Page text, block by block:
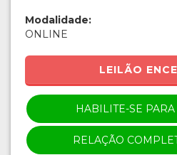
Modalidade:
ONLINE
LEILÃO
HABILITE-SE
RELAÇÃO